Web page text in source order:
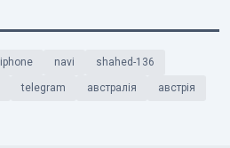
iphone navi shahed-136
telegram австралія австрія